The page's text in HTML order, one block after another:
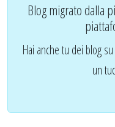
Blog migrato dalla
Hai anche tu dei blog
un